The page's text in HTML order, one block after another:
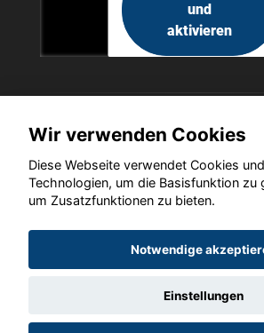
und
aktivieren
Copyright © 2026. LIEGERT &
Startseite Datenschutz Impressum
AGB
Wir verwenden Cookies
Diese Webseite verwendet Cookies
Technologien, um die Basisfunktion zu
um Zusatzfunktionen zu bieten.
Notwendige
Einstellungen